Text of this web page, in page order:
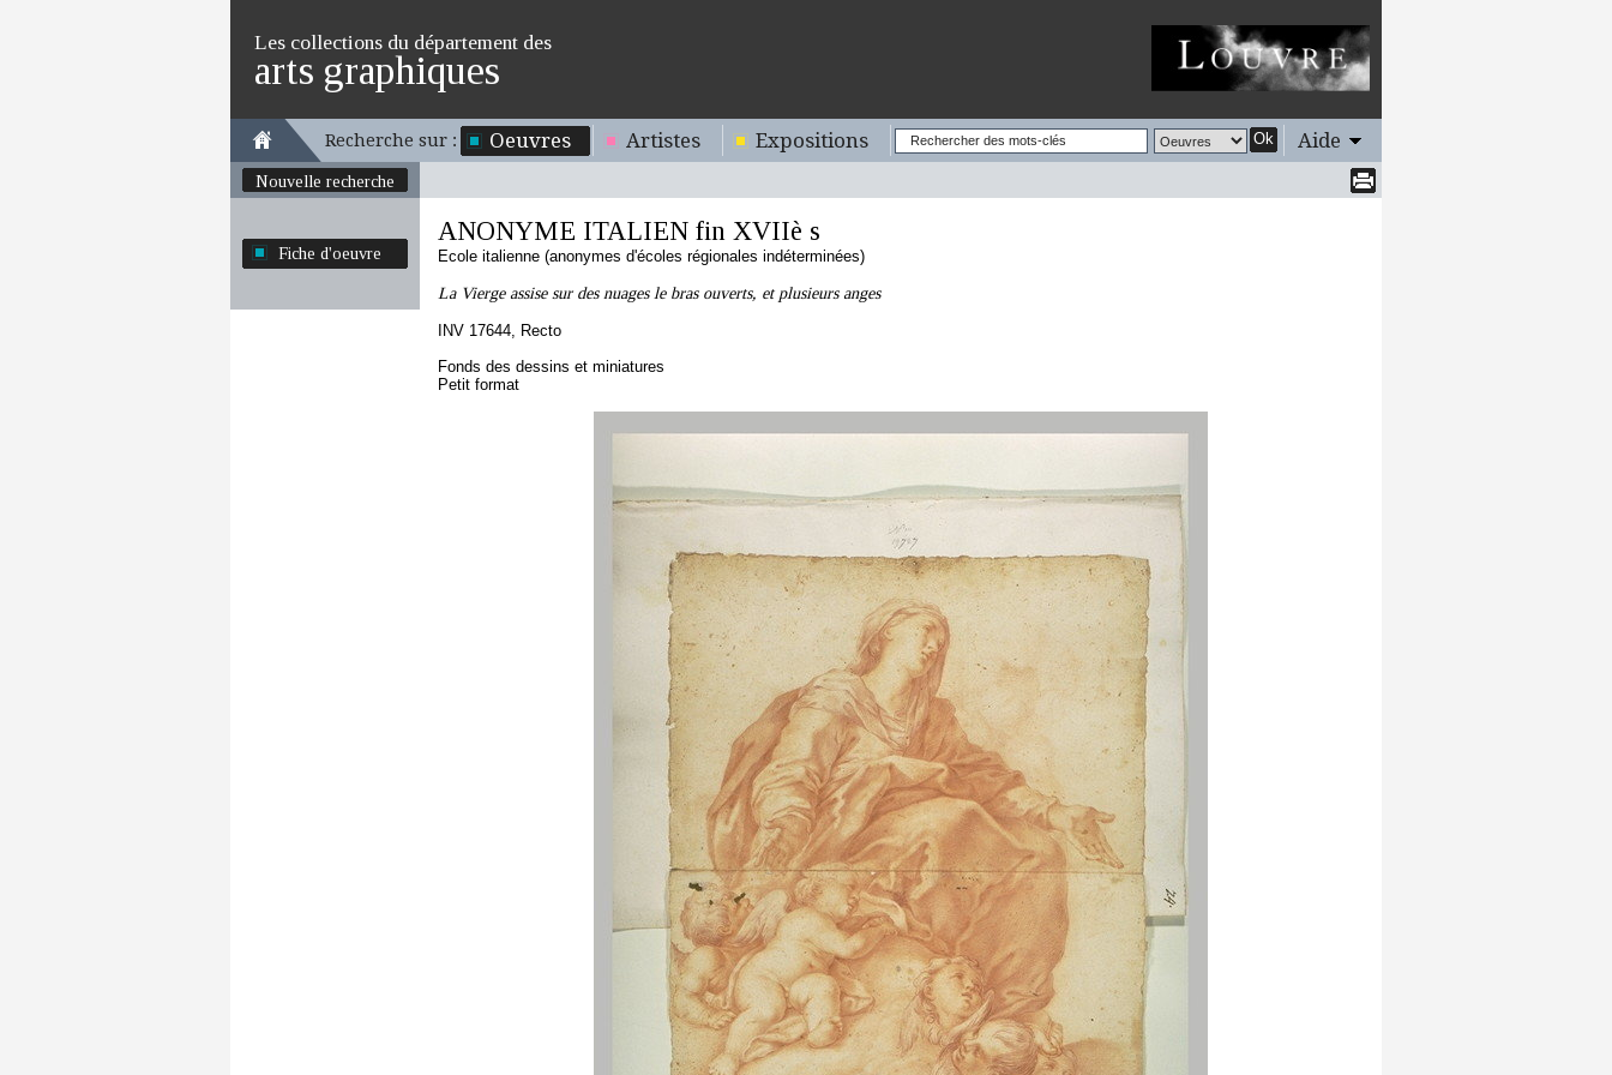
Les collections du département des
arts graphiques
Recherche sur : Oeuvres Artistes Expositions Ok Aide
Nouvelle recherche
Fiche d'oeuvre
ANONYME ITALIEN fin XVIIè s
Ecole italienne (anonymes d'écoles régionales indéterminées)
La Vierge assise sur des nuages le bras ouverts, et plusieurs anges
INV 17644, Recto
Fonds des dessins et miniatures
Petit format